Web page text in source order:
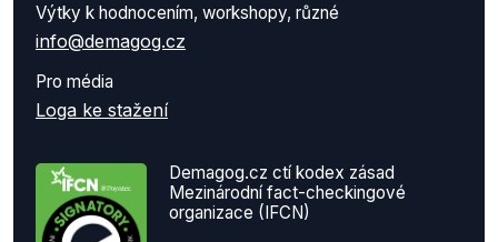
Výtky k hodnocením, workshopy, různé
info@demagog.cz
Pro média
Loga ke stažení
Demagog.cz ctí kodex zásad
Mezinárodní fact-checkingové
organizace (IFCN)